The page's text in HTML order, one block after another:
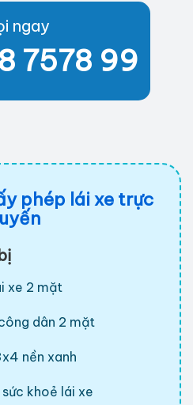
ngay
7578 99
phép lái xe trực
xe 2 mặt
dân 2 mặt
nền xanh
khoẻ lái xe